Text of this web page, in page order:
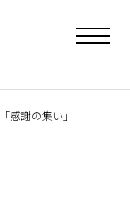
toggle
感謝の集い」